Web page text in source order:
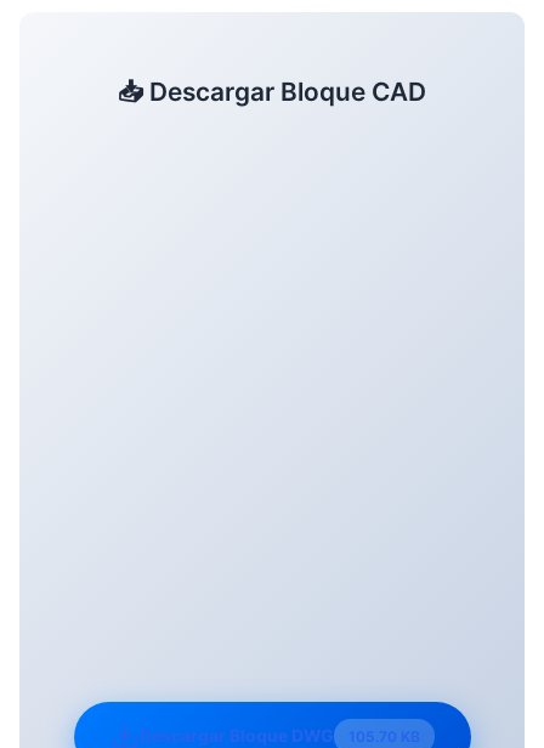
📥 Descargar Bloque CAD
Descargar Bloque DWG 105.70 KB